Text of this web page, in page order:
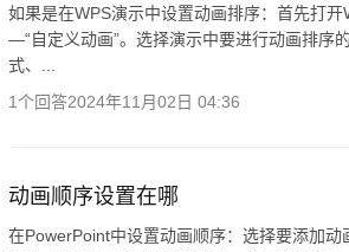
如果是在WPS演示中设置动画排序：首先打
—“自定义动画”。选择演示中要进行动画排序
式、...
1个回答2024年11月02日 04:36
动画顺序设置在哪
在PowerPoint中设置动画顺序：选择要添加动